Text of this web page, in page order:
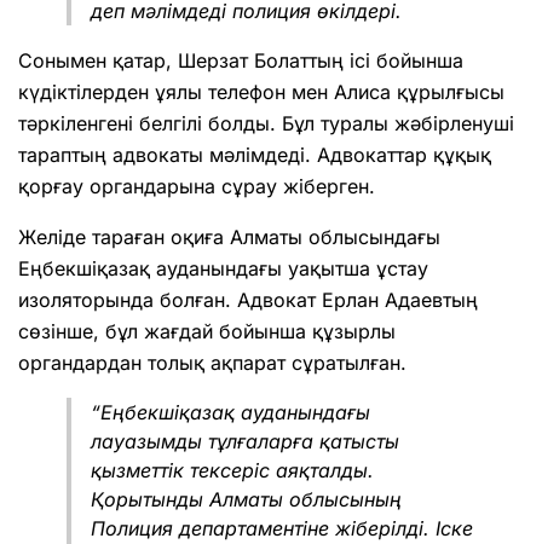
деп мәлімдеді полиция өкілдері.
Сонымен қатар, Шерзат Болаттың ісі бойынша
күдіктілерден ұялы телефон мен Алиса құрылғысы
тәркіленгені белгілі болды. Бұл туралы жәбірленуші
тараптың адвокаты мәлімдеді. Адвокаттар құқық
қорғау органдарына сұрау жіберген.
Желіде тараған оқиға Алматы облысындағы
Еңбекшіқазақ ауданындағы уақытша ұстау
изоляторында болған. Адвокат Ерлан Адаевтың
сөзінше, бұл жағдай бойынша құзырлы
органдардан толық ақпарат сұратылған.
“Еңбекшіқазақ ауданындағы
лауазымды тұлғаларға қатысты
қызметтік тексеріс аяқталды.
Қорытынды Алматы облысының
Полиция департаментіне жіберілді. Іске